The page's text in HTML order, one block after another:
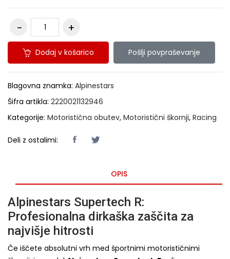
Dodaj v košarico Pošlji povpraševanje
Blagovna znamka: Alpinestars
Šifra artikla: 2220021132946
Kategorije: Motoristična obutev, Motoristični škornji, Racing
Deli z ostalimi:
OPIS
Alpinestars Supertech R:
Profesionalna dirkaška zaščita za
najvišje hitrosti
Če iščete absolutni vrh med športnimi motorističnimi